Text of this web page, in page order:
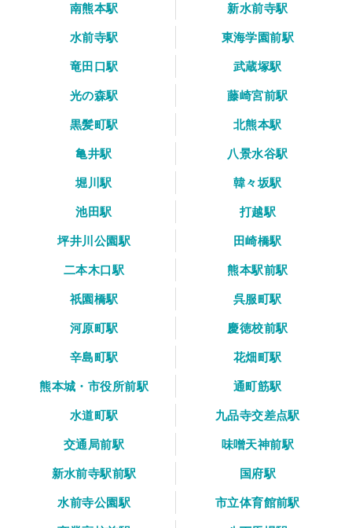
南熊本駅
新水前寺駅
水前寺駅
東海学園前駅
竜田口駅
武蔵塚駅
光の森駅
藤崎宮前駅
黒髪町駅
北熊本駅
亀井駅
八景水谷駅
堀川駅
韓々坂駅
池田駅
打越駅
坪井川公園駅
田崎橋駅
二本木口駅
熊本駅前駅
祇園橋駅
呉服町駅
河原町駅
慶徳校前駅
辛島町駅
花畑町駅
熊本城・市役所前駅
通町筋駅
水道町駅
九品寺交差点駅
交通局前駅
味噌天神前駅
新水前寺駅前駅
国府駅
水前寺公園駅
市立体育館前駅